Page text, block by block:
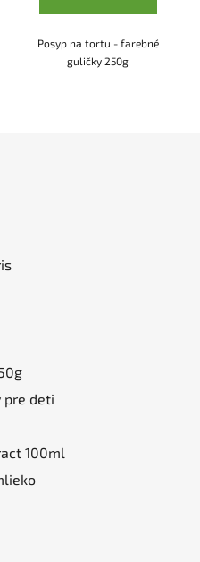
Posyp na tortu - farebné
guličky 250g
pre deti
100ml